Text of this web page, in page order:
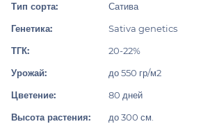
Тип сорта:
Сатива
Генетика:
Sativa genetics
ТГК:
20-22%
Урожай:
до 550 гр/м2
Цветение:
80 дней
Высота растения:
до 300 см.